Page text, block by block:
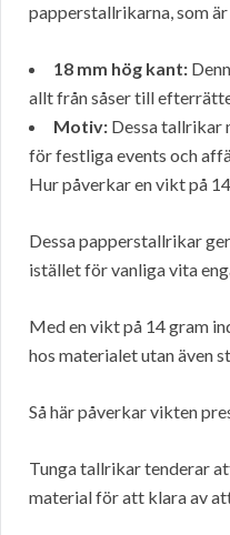
papperstallrikarna, som
18 mm hög kant:
allt från såser till
Motiv: Dessa tallrikar
för festliga events och
Hur påverkar en vikt på
Dessa papperstallrikar
istället för vanliga vita
Med en vikt på 14 gram
hos materialet utan även
Så här påverkar vikten
Tunga tallrikar tenderar
material för att klara av